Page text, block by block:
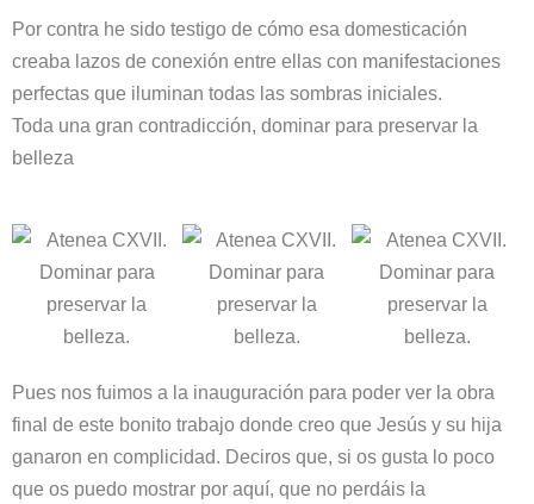
Por contra he sido testigo de cómo esa domesticación
creaba lazos de conexión entre ellas con manifestaciones
perfectas que iluminan todas las sombras iniciales.
Toda una gran contradicción, dominar para preservar la
belleza
Pues nos fuimos a la inauguración para poder ver la obra
final de este bonito trabajo donde creo que Jesús y su hija
ganaron en complicidad. Deciros que, si os gusta lo poco
que os puedo mostrar por aquí, que no perdáis la